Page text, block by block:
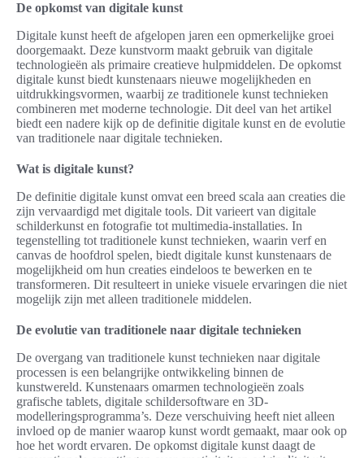
De opkomst van digitale kunst
Digitale kunst heeft de afgelopen jaren een opmerkelijke groei
doorgemaakt. Deze kunstvorm maakt gebruik van digitale
technologieën als primaire creatieve hulpmiddelen. De opkomst
digitale kunst biedt kunstenaars nieuwe mogelijkheden en
uitdrukkingsvormen, waarbij ze traditionele kunst technieken
combineren met moderne technologie. Dit deel van het artikel
biedt een nadere kijk op de definitie digitale kunst en de evolutie
van traditionele naar digitale technieken.
Wat is digitale kunst?
De definitie digitale kunst omvat een breed scala aan creaties die
zijn vervaardigd met digitale tools. Dit varieert van digitale
schilderkunst en fotografie tot multimedia-installaties. In
tegenstelling tot traditionele kunst technieken, waarin verf en
canvas de hoofdrol spelen, biedt digitale kunst kunstenaars de
mogelijkheid om hun creaties eindeloos te bewerken en te
transformeren. Dit resulteert in unieke visuele ervaringen die niet
mogelijk zijn met alleen traditionele middelen.
De evolutie van traditionele naar digitale technieken
De overgang van traditionele kunst technieken naar digitale
processen is een belangrijke ontwikkeling binnen de
kunstwereld. Kunstenaars omarmen technologieën zoals
grafische tablets, digitale schildersoftware en 3D-
modelleringsprogramma’s. Deze verschuiving heeft niet alleen
invloed op de manier waarop kunst wordt gemaakt, maar ook op
hoe het wordt ervaren. De opkomst digitale kunst daagt de